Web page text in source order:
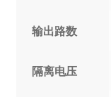
输出路数
隔离电压